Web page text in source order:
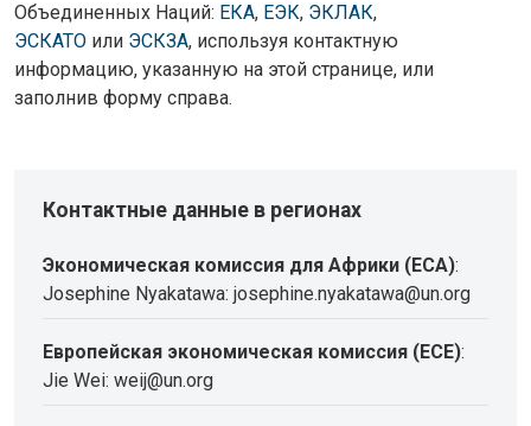
Объединенных Наций: ЕКА, ЕЭК, ЭКЛАК,
ЭСКАТО или ЭСКЗА, используя контактную
информацию, указанную на этой странице, или
заполнив форму справа.
Контактные данные в регионах
Экономическая комиссия для Африки (ECA):
Josephine Nyakatawa: josephine.nyakatawa@un.org
Европейская экономическая комиссия (ECE):
Jie Wei: weij@un.org